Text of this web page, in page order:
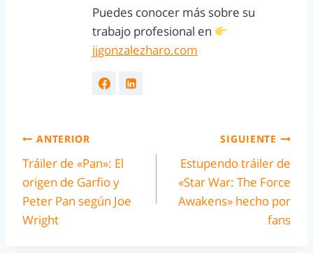
Puedes conocer más sobre su
trabajo profesional en
jjgonzalezharo.com
ANTERIOR
Tráiler de «Pan»: El
origen de Garfio y
Peter Pan según Joe
Wright
SIGUIENTE
Estupendo tráiler de
«Star War: The Force
Awakens» hecho por
fans